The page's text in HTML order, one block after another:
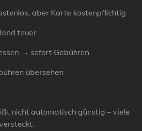
aber Karte kostenpflichtig
teuer
→ sofort Gebühren
übersehen
nicht automatisch günstig – viele